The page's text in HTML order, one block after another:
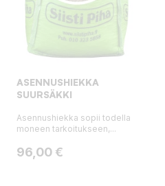
ASENNUSHIEKKA
SUURSÄKKI
Asennushiekka sopii todella
moneen tarkoitukseen,...
Hinta
96,00 €